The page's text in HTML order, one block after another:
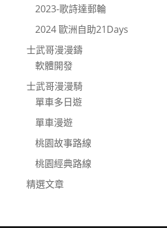
2023-歌詩達郵輪
2024 歐洲自助21Days
士武哥漫漫鑄
軟體開發
士武哥漫漫騎
單車多日遊
單車漫遊
桃園故事路線
桃園經典路線
精選文章